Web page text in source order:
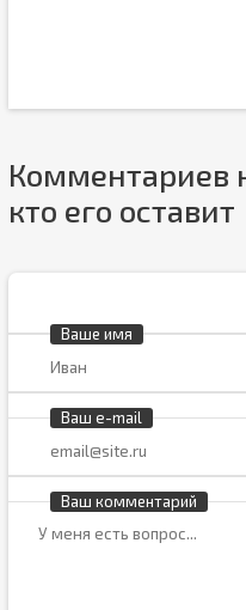
Комментариев
кто его оставит
Ваше имя
Ваш e-mail
Ваш комментарий